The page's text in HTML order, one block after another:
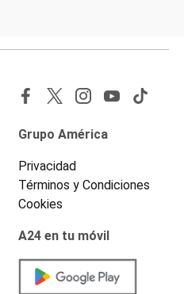
Grupo América
Privacidad
Términos y Condiciones
Cookies
A24 en tu móvil